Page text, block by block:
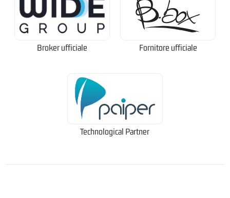
Broker ufficiale Fornitore ufficiale
Technological Partner